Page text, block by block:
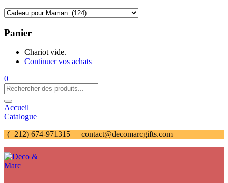
Panier
Chariot vide.
Continuer vos achats
0
Accueil
Catalogue
(+212) 674-971315
contact@decomarcgifts.com